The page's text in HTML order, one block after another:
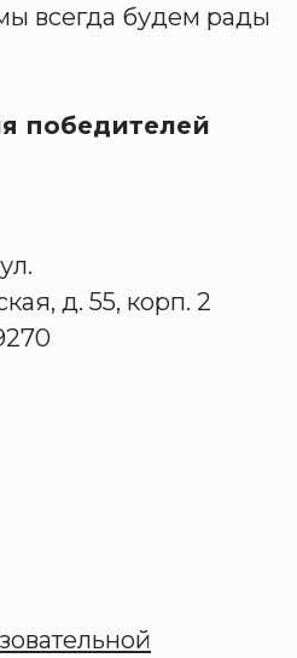
всегда будем рады
победителей
д. 55, корп. 2